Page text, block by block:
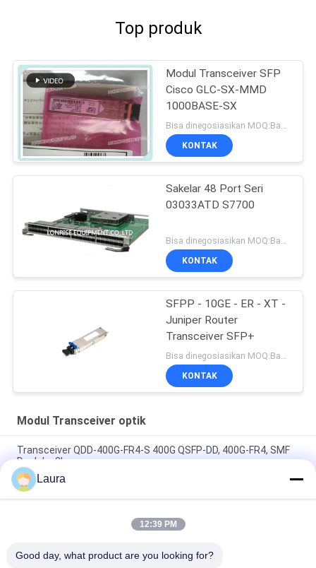
Top produk
Modul Transceiver SFP
Cisco GLC-SX-MMD
1000BASE-SX
Bisa dinegosiasikan MOQ:Bagian 1
KONTAK
Sakelar 48 Port Seri
03033ATD S7700
KONTAK
SFPP - 10GE - ER - XT -
Juniper Router
Transceiver SFP+
KONTAK
Modul Transceiver optik
Transceiver QDD-400G-FR4-S 400G QSFP-DD, 400G-FR4, SMF
Dupleks 2km
QDD-400G-DR4-S 400G QSFP-DD Transceiver, 400G-DR4, 500m
Duplex SMF
QDD-400G-LR4-S 400G QSFP-DD Transceiver, 400G-LR4, 10km
Laura
12:39 PM
Good day, what product are you looking for?